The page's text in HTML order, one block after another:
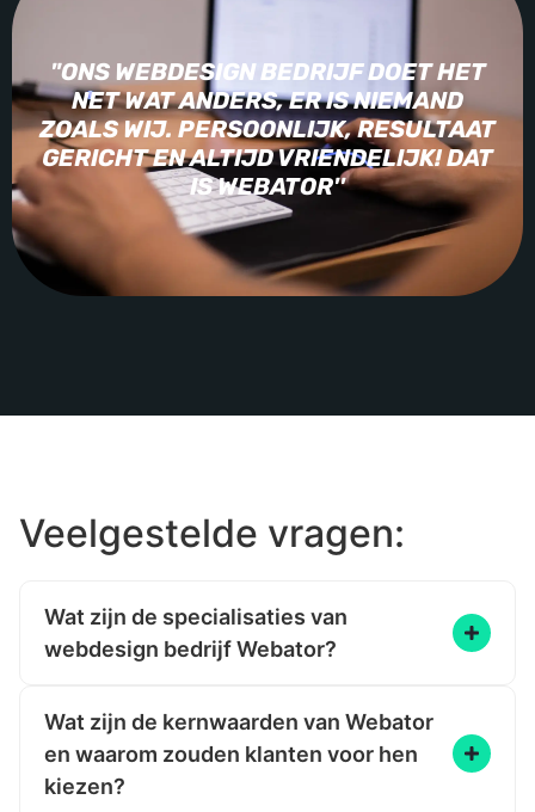
"ONS WEBDESIGN BEDRIJF DOET HET
NET WAT ANDERS, ER IS NIEMAND
ZOALS WIJ. PERSOONLIJK, RESULTAAT
GERICHT EN ALTIJD VRIENDELIJK! DAT
IS WEBATOR''
Veelgestelde vragen:
Wat zijn de specialisaties van
webdesign bedrijf Webator?
gespecialiseerd in het creëren van op maat
gemaakte websites en webshops die perfect
aansluiten bij de unieke behoeften van jouw
bedrijf. Ze richten zich op het versterken van de
Wat zijn de kernwaarden van Webator
en waarom zouden klanten voor hen
kiezen?